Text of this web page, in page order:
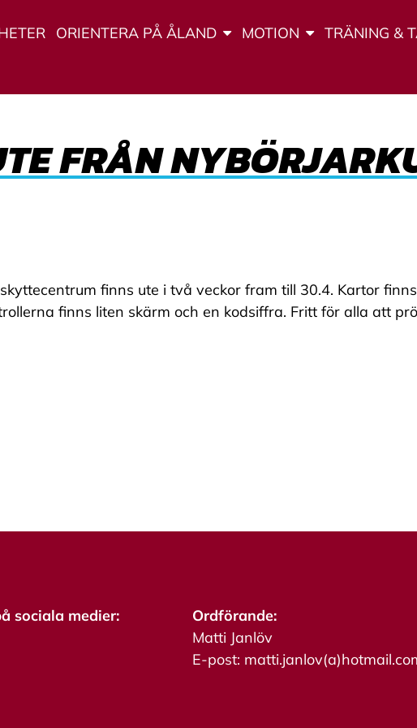
ORIENTERA PÅ ÅLAND MOTION TRÄNING &
FRÅN
finns ute i två veckor fram till 30.4. Kartor
finns liten skärm och en kodsiffra. Fritt för alla att
sociala medier:
Ordförande:
Matti Janlöv
E-post: